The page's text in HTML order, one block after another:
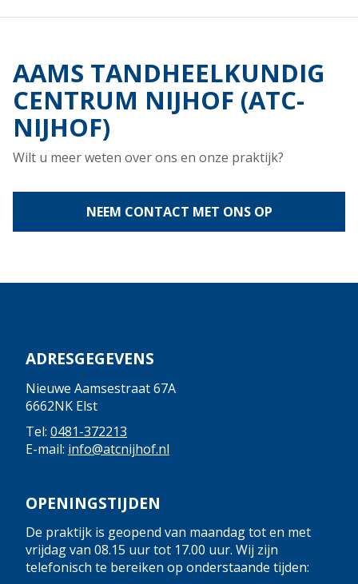
AAMS TANDHEELKUNDIG
CENTRUM NIJHOF (ATC-
NIJHOF)
Wilt u meer weten over ons en onze praktijk?
NEEM CONTACT MET ONS OP
ADRESGEGEVENS
Nieuwe Aamsestraat 67A
6662NK Elst
Tel: 0481-372213
E-mail: info@atcnijhof.nl
OPENINGSTIJDEN
De praktijk is geopend van maandag tot en met
vrijdag van 08.15 uur tot 17.00 uur. Wij zijn
telefonisch te bereiken op onderstaande tijden: